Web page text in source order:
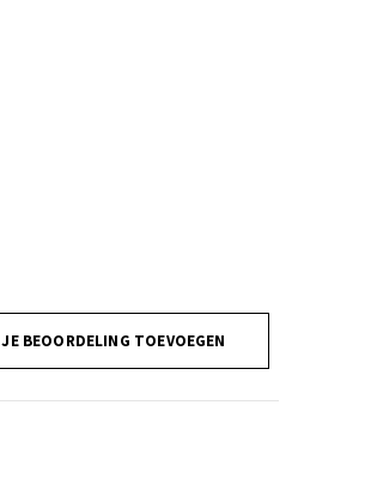
JE BEOORDELING TOEVOEGEN